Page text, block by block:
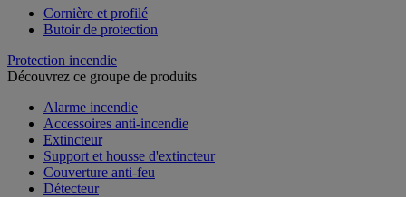
Cornière et profilé
Butoir de protection
Protection incendie
Découvrez ce groupe de produits
Alarme incendie
Accessoires anti-incendie
Extincteur
Support et housse d'extincteur
Couverture anti-feu
Détecteur